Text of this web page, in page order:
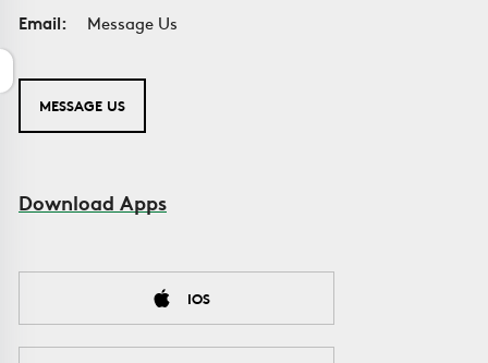
Email:
Message Us
MESSAGE US
Download Apps
IOS